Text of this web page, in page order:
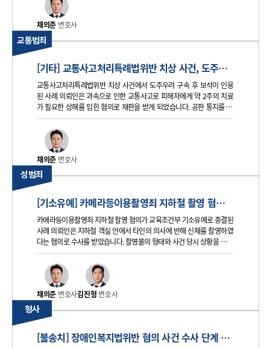
채의준 변호사
교통범죄
[기타] 교통사고처리특례법위반 치상 사건, 도주우려 구속 후 보석 인용된 사례
교통사고처리특례법위반 치상 사건에서 도주우려 구속 후 보석이 인용
된 사례 의뢰인은 과속으로 인한 교통사고로 피해자에게 약 2주의 치료
가 필요한 상해를 입힌 혐의로 재판을 받게 되었습니다. 공판 통지를 실
제로 인지하지 못해 출석하지 못한 사정으로 도주 우려가 문제 되었으나,
보석 청구를 통해 구속 상태에서 벗어난 사례입니다. 의뢰인 혐의 의뢰인
은 과
채의준 변호사
성범죄
[기소유예] 카메라등이용촬영죄 지하철 촬영 혐의, 교육조건부 기소유예로 종결된 사례
카메라등이용촬영죄 지하철 촬영 혐의가 교육조건부 기소유예로 종결된
사례 의뢰인은 지하철 객실 안에서 타인의 의사에 반해 신체를 촬영하였
다는 혐의로 수사를 받았습니다. 촬영물의 형태와 사건 당시 상황을 면밀
히 검토한 뒤, 현실적인 위험을 줄이고 신속한 종결을 목표로 대응한 사
안입니다. 의뢰인 혐의 의뢰인은 지하철 내에서 좌석에 앉아 있던 사람을
촬영
채의준 변호사김진형 변호사
형사
[불송치] 장애인복지법위반 혐의 사건 수사 단계 불송치 결정 사례